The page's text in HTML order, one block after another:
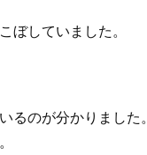
ぼしていました。
るのが分かりました。